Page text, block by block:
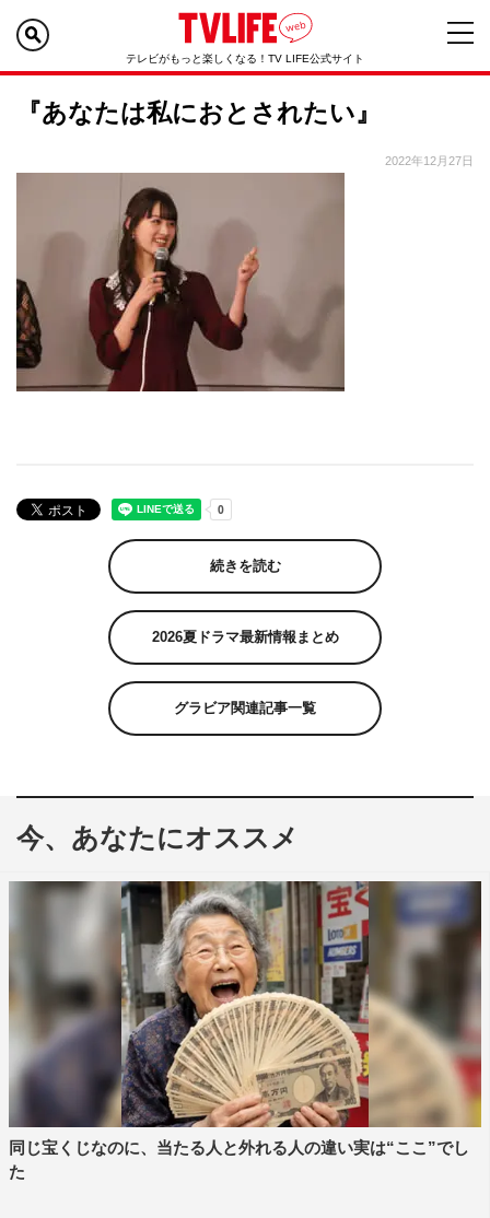
テレビがもっと楽しくなる！TV LIFE公式サイト
『あなたは私におとされたい』
2022年12月27日
続きを読む
2026夏ドラマ最新情報まとめ
グラビア関連記事一覧
今、あなたにオススメ
同じ宝くじなのに、当たる人と外れる人の違い実は“ここ”でし
た